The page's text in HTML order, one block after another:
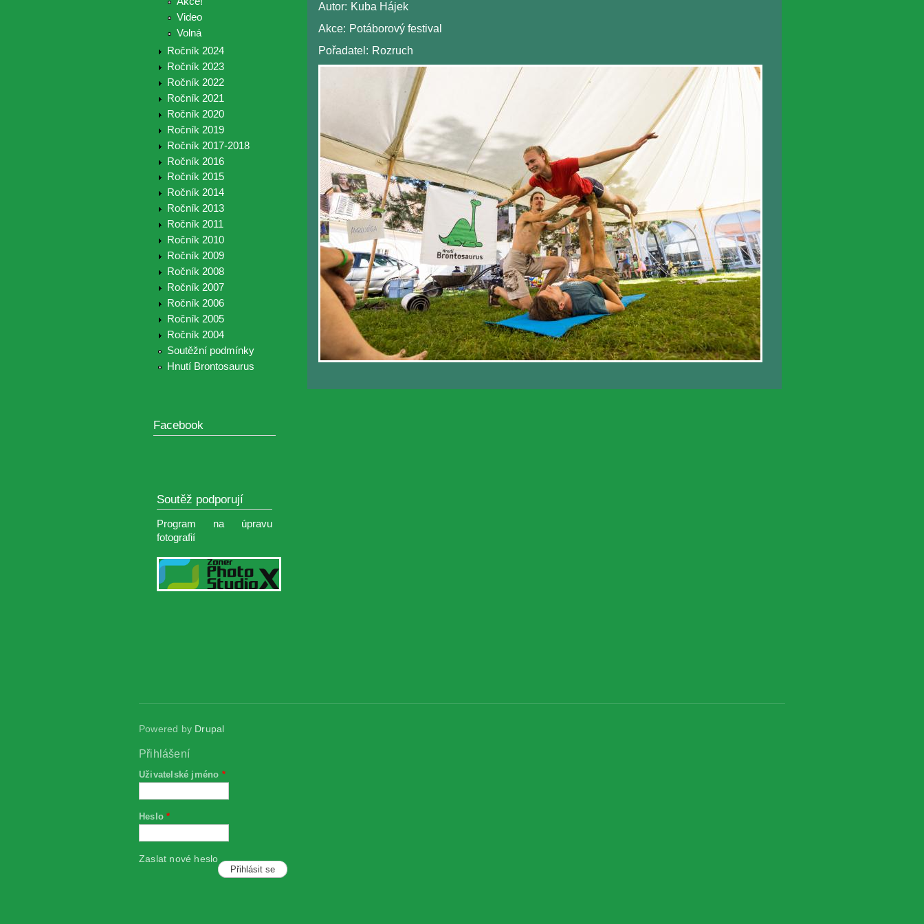
Video
Volná
Ročník 2024
Ročník 2023
Ročník 2022
Ročník 2021
Ročník 2020
Ročník 2019
Ročník 2017-2018
Ročník 2016
Ročník 2015
Ročník 2014
Ročník 2013
Ročník 2011
Ročník 2010
Ročník 2009
Ročník 2008
Ročník 2007
Ročník 2006
Ročník 2005
Ročník 2004
Soutěžní podmínky
Hnutí Brontosaurus
Facebook
Soutěž podporují
Program na úpravu
fotografií
Autor: Kuba Hájek
Akce: Potáborový festival
Pořadatel: Rozruch
Powered by Drupal
Přihlášení
Uživatelské jméno *
Heslo*
Zaslat nové heslo